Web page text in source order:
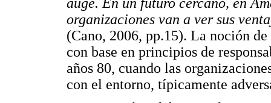
organizaciones van a ver sus
(Cano, 2006, pp.15). La noción
con base en principios de
años 80, cuando las
con el entorno, típicamente